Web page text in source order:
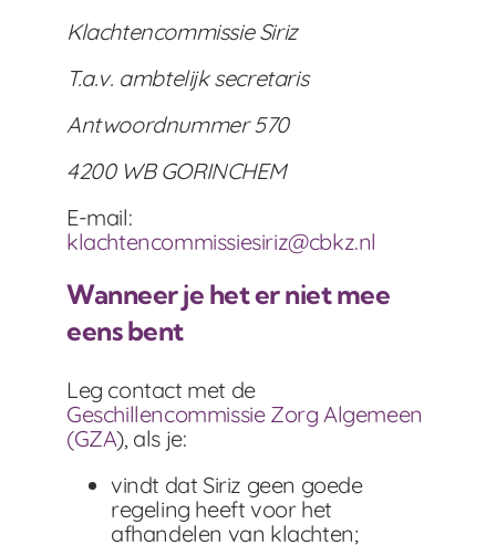
Klachtencommissie Siriz
T.a.v. ambtelijk secretaris
Antwoordnummer 570
4200 WB GORINCHEM
E-mail:
klachtencommissiesiriz@cbkz.nl
Wanneer je het er niet mee
eens bent
Leg contact met de
Geschillencommissie Zorg Algemeen
(GZA), als je:
vindt dat Siriz geen goede
regeling heeft voor het
afhandelen van klachten;